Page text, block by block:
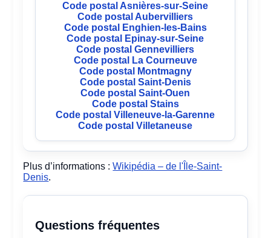
Code postal Asnières-sur-Seine
Code postal Aubervilliers
Code postal Enghien-les-Bains
Code postal Epinay-sur-Seine
Code postal Gennevilliers
Code postal La Courneuve
Code postal Montmagny
Code postal Saint-Denis
Code postal Saint-Ouen
Code postal Stains
Code postal Villeneuve-la-Garenne
Code postal Villetaneuse
Plus d’informations :Wikipédia – de l'Île-Saint-
Denis.
Questions fréquentes